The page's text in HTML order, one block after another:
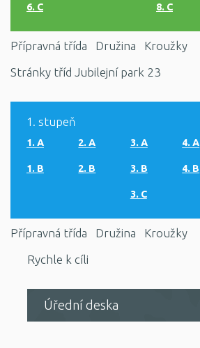
6. C 8. C
Přípravná třída Družina
Kroužky
Stránky tříd Jubilejní park 23
1. stupeň
1. A
1. B
2. A
2. B
3. A
3. B
3. C
4. A
4. B
Přípravná třída Družina
Kroužky
Rychle k cíli
Úřední deska